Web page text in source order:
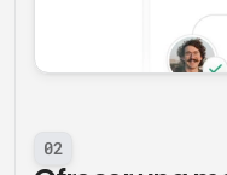
02